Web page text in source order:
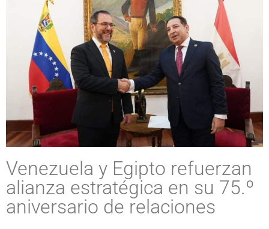
Venezuela y Egipto refuerzan
alianza estratégica en su 75.º
aniversario de relaciones